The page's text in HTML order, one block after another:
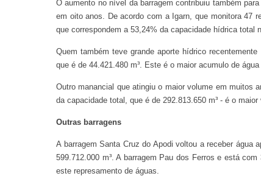
O aumento no nível da barragem contribuiu também
em oito anos. De acordo com a Igarn, que monitora 47
que correspondem a 53,24% da capacidade hídrica total
Quem também teve grande aporte hídrico
que é de 44.421.480 m³. Este é o maior acumulo de
Outro manancial que atingiu o maior volume em muitos
da capacidade total, que é de 292.813.650 m³ - é o
Outras barragens
A barragem Santa Cruz do Apodi voltou a receber
599.712.000 m³. A barragem Pau dos Ferros e está
este represamento de águas.